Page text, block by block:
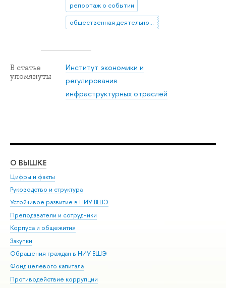
репортаж о событии
общественная деятельность
В статье
упомянуты
Институт экономики и
регулирования
инфраструктурных отраслей
О ВЫШКЕ
Цифры и факты
Руководство и структура
Устойчивое развитие в НИУ ВШЭ
Преподаватели и сотрудники
Корпуса и общежития
Закупки
Обращения граждан в НИУ ВШЭ
Фонд целевого капитала
Противодействие коррупции